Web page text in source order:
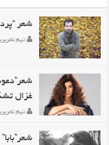
شعر
تیم
غزال
تیم